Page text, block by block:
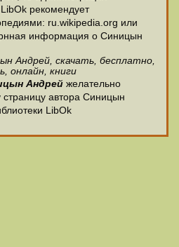
рекомендует
ru.wikipedia.org или
информация о Синицын
Андрей, скачать, бесплатно,
онлайн, книги
Андрей желательно
страницу автора Синицын
LibOk